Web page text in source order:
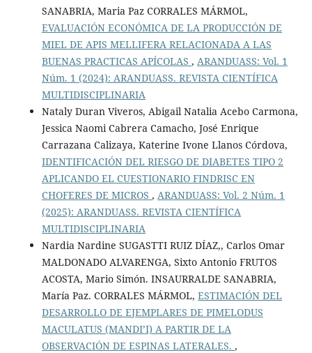
SANABRIA, Maria Paz CORRALES MÁRMOL,
EVALUACIÓN ECONÓMICA DE LA PRODUCCIÓN DE
MIEL DE APIS MELLIFERA RELACIONADA A LAS
BUENAS PRACTICAS APÍCOLAS , ARANDUASS: Vol. 1
Núm. 1 (2024): ARANDUASS. REVISTA CIENTÍFICA
MULTIDISCIPLINARIA
Nataly Duran Viveros, Abigail Natalia Acebo Carmona,
Jessica Naomi Cabrera Camacho, José Enrique
Carrazana Calizaya, Katerine Ivone Llanos Córdova,
IDENTIFICACIÓN DEL RIESGO DE DIABETES TIPO 2
APLICANDO EL CUESTIONARIO FINDRISC EN
CHOFERES DE MICROS , ARANDUASS: Vol. 2 Núm. 1
(2025): ARANDUASS. REVISTA CIENTÍFICA
MULTIDISCIPLINARIA
Nardia Nardine SUGASTTI RUIZ DÍAZ,, Carlos Omar
MALDONADO ALVARENGA, Sixto Antonio FRUTOS
ACOSTA, Mario Simón. INSAURRALDE SANABRIA,
María Paz. CORRALES MÁRMOL, ESTIMACIÓN DEL
DESARROLLO DE EJEMPLARES DE PIMELODUS
MACULATUS (MANDI’I) A PARTIR DE LA
OBSERVACIÓN DE ESPINAS LATERALES. ,